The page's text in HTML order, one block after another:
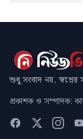
শুধু সংবাদ নয়, স্বপ্নের
প্রকাশক ও সম্পাদক: